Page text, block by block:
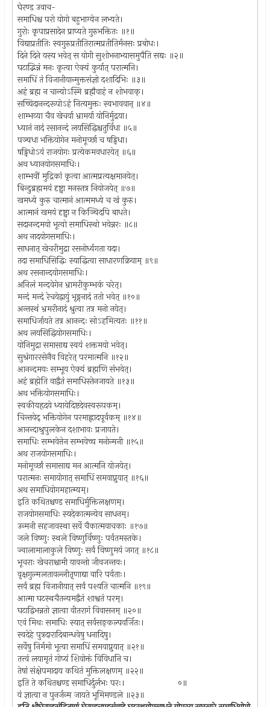
घेरण्ड उवाच-
समाधिश्च परो योगो बहुभाग्येन लभ्यते।
गुरोः कृपाप्रसादेन प्राप्यते गुरुभक्तितः ॥१॥
विद्याप्रतीतिः स्वगुरुप्रतीतिरात्मप्रतीतिर्मनसः प्रबोधः।
दिने दिने यस्य भवेत् स योगी सुशोभनाभ्यासमुपैति सद्यः ॥२॥
घटाद्भिन्नं मनः कृत्वा ऐक्यं कुर्यात् परात्मनि।
समाधिं तं विजानीयान्मुक्तसंज्ञो दशादिभिः ॥३॥
अहं ब्रह्म न चान्योऽस्मि ब्रह्मैवाहं न शोभवाक्।
सच्चिदानन्दरूपोऽहं नित्यमुक्तः स्वभाववान् ॥४॥
शाम्भव्या चैव खेचर्या भ्रामर्या योनिर्मुद्रया।
ध्यानं नादं रसानन्दं लयसिद्धिश्चतुर्विधा ॥५॥
पञ्चधा भक्तियोगेन मनोमूर्च्छा च षड्विधा।
षड्विधोऽयं राजयोगः प्रत्येकमवधारयेत् ॥६॥
अथ ध्यानयोगसमाधिः।
शाम्भवीं मुद्रिकां कृत्वा आत्मप्रत्यक्षमानयेत्।
बिन्दुब्रह्ममयं दृष्ट्वा मनस्तत्र नियोजयेत् ॥७॥
खमध्ये कुरु चात्मानं आत्ममध्ये च खं कुरु।
आत्मानं खमयं दृष्ट्वा न किञ्चिदपि बाधते।
सदानन्दमयो भूत्वो समाधिस्थो भवेन्नरः ॥८॥
अथ नादयोगसमाधिः।
साधनात् खेचरीमुद्रा रसनोर्ध्वगता यदा।
तदा समाधिसिद्धिः स्याद्धित्वा साधारणक्रियाम् ॥९॥
अथ रसनान्दयोगसमाधिः।
अनिलं मन्दवेगेन भ्रामरीकुम्भकं चरेत्।
मन्दं मन्दं रेचयेद्वायुं भृङ्गनादं ततो भवेत् ॥१०॥
अन्तस्थं भ्रमरीनादं श्रुत्वा तत्र मनो नयेत्।
समाधिर्जायते तत्र आनन्दः सोऽहमित्यतः ॥११॥
अथ लयसिद्धियोगसमाधिः।
योनिमुद्रा समासाद्य स्वयं शक्तमयो भवेत्।
सुश्रंगाररसेनैव विहरेत् परमात्मनि ॥१२॥
आनन्दमयः सम्भूय ऐक्यं ब्रह्मणि संभवेत्।
अहं ब्रह्मेति वाद्वैतं समाधिस्तेनजायते ॥१३॥
अथ भक्तियोगसमाधिः।
स्वकीयहृदये ध्यायेदिष्टदेवस्वरूपकम्।
चिन्तयेद् भक्तियोगेन परमाह्लादपूर्वकम् ॥१४॥
आनन्दाश्रुपुलकेन दशाभावः प्रजायते।
समाधिः सम्भवेत्तेन सम्भवेच्च मनोन्मनी ॥१५॥
अथ राजयोगसमाधिः।
मनोमूर्च्छां समासाद्य मन आत्मनि योजयेत्।
परात्मनः समायोगात् समाधिं समवाप्नुयात् ॥१६॥
अथ समाधियोगमहात्म्यम्।
इति कथितश्चण्ड समाधिर्मुक्तिलक्षणम्।
राजयोगसमाधिः स्यदेकात्मन्येव साधनम्।
उन्मनी सहजावस्था सर्वे चैकात्मवाचकाः ॥१७॥
जले विष्णुः स्थले विष्णुर्विष्णुः पर्वतमस्तके।
ज्वालामालाकुले विष्णुः सर्वं विष्णुमयं जगत् ॥१८॥
भूचराः खेचराश्चामी यावन्तो जीवजन्तवः।
वृक्षगुल्मलतावल्लीतृणाद्या वारि पर्वताः।
सर्वं ब्रह्म विजानीयात् सर्वं पश्यति चात्मनि ॥१९॥
आत्मा घटस्थचैतन्यमद्वैतं शाश्वतं परम्।
घटाद्विभन्नतो ज्ञात्वा वीतरागं विवासनम् ॥२०॥
एवं मिथः समाधिः स्यात् सर्वसङ्कल्पवर्जितः।
स्वदेहे पुत्रदारादिबान्धवेषु धनादिषु।
सर्वेषु निर्ममो भूत्वा समाधिं समवाप्नुयात् ॥२१॥
तत्त्वं लयामृतं गोप्यं शिवोक्तं विविधानि च।
तेषां संक्षेपमादाय कथितं मुक्तिलक्षणम् ॥२२॥
इति ते कथितश्चण्ड समाधिर्दुर्लभः परः। ०॥
यं ज्ञात्वा न पुनर्जन्म जायते भूमिमण्डले ॥२३॥